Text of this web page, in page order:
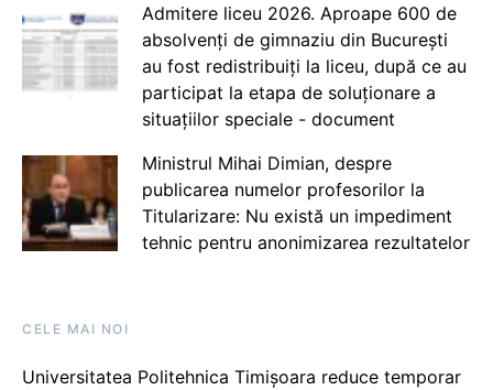
Admitere liceu 2026. Aproape 600 de
absolvenți de gimnaziu din București
au fost redistribuiți la liceu, după ce au
participat la etapa de soluționare a
situațiilor speciale - document
Ministrul Mihai Dimian, despre
publicarea numelor profesorilor la
Titularizare: Nu există un impediment
tehnic pentru anonimizarea rezultatelor
CELE MAI NOI
Universitatea Politehnica Timișoara reduce temporar